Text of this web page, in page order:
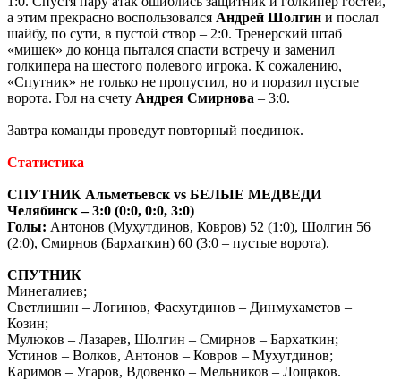
а этим прекрасно воспользовался Андрей Шолгин и послал
шайбу, по сути, в пустой створ – 2:0. Тренерский штаб
«мишек» до конца пытался спасти встречу и заменил
голкипера на шестого полевого игрока. К сожалению,
«Спутник» не только не пропустил, но и поразил пустые
ворота. Гол на счету Андрея Смирнова – 3:0.
Завтра команды проведут повторный поединок.
Статистика
СПУТНИК Альметьевск vs БЕЛЫЕ МЕДВЕДИ
Челябинск – 3:0 (0:0, 0:0, 3:0)
Голы: Антонов (Мухутдинов, Ковров) 52 (1:0), Шолгин 56
(2:0), Смирнов (Бархаткин) 60 (3:0 – пустые ворота).
СПУТНИК
Минегалиев;
Светлишин – Логинов, Фасхутдинов – Динмухаметов –
Козин;
Мулюков – Лазарев, Шолгин – Смирнов – Бархаткин;
Устинов – Волков, Антонов – Ковров – Мухутдинов;
Каримов – Угаров, Вдовенко – Мельников – Лощаков.